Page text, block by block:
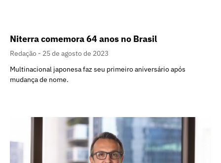
Niterra comemora 64 anos no Brasil
Redação
25 de agosto de 2023
Multinacional japonesa faz seu primeiro aniversário após
mudança de nome.